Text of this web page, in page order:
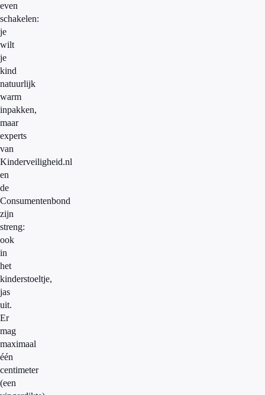
even
schakelen:
je
wilt
je
kind
natuurlijk
warm
inpakken,
maar
experts
van
Kinderveiligheid.nl
en
de
Consumentenbond
zijn
streng:
ook
in
het
kinderstoeltje,
jas
uit.
Er
mag
maximaal
één
centimeter
(een